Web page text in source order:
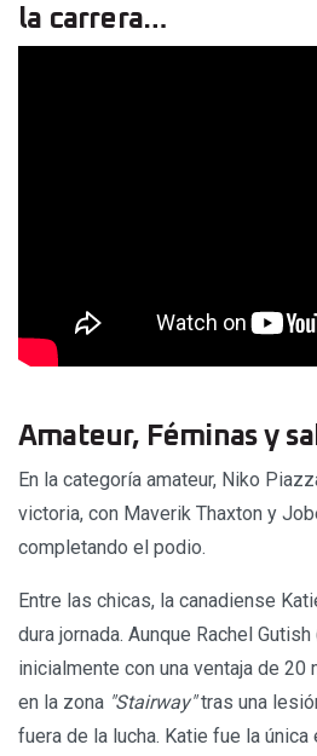
la carrera…
Amateur, Féminas y
En la categoría amateur, Niko
victoria, con Maverik Thaxton y
completando el podio.
Entre las chicas, la canadiense
dura jornada. Aunque Rachel
inicialmente con una ventaja de
en la zona "Stairway"tras una
fuera de la lucha. Katie fue la única